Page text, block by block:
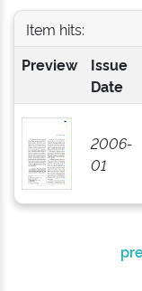
Item hits:
Preview
Issue
Date
2006-
01